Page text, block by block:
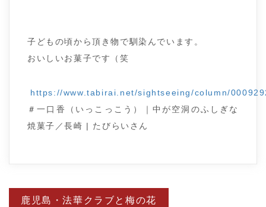
子どもの頃から頂き物で馴染んでいます。
おいしいお菓子です（笑
https://www.tabirai.net/sightseeing/column/
＃一口香（いっこっこう）｜中が空洞のふしぎな
焼菓子／長崎 | たびらいさん
鹿児島・法華クラブと梅の花